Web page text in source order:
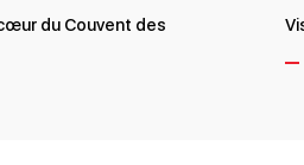
du Couvent des